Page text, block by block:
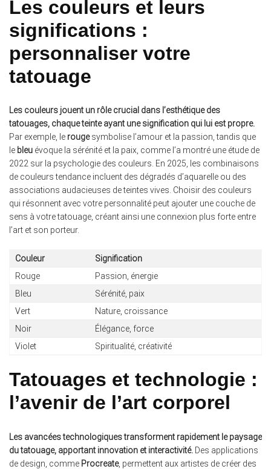
Les couleurs et leurs
significations :
personnaliser votre
tatouage
Les couleurs jouent un rôle crucial dans l’esthétique des
tatouages, chaque teinte ayant une signification qui lui est propre.
Par exemple, le rougesymbolise l’amour et la passion, tandis que
le bleu évoque la sérénité et la paix, comme l’a montré une étude de
2022 sur la psychologie des couleurs. En 2025, les combinaisons
de couleurs tendance incluent des dégradés d’aquarelle ou des
associations audacieuses de teintes vives. Choisir des couleurs
qui résonnent avec votre personnalité peut ajouter une couche de
sens à votre tatouage, créant ainsi une connexion plus forte entre
l’art et son porteur.
Couleur
Signification
Rouge
Passion, énergie
Bleu
Sérénité, paix
Vert
Nature, croissance
Noir
Élégance, force
Violet
Spiritualité, créativité
Tatouages et technologie :
l’avenir de l’art corporel
Les avancées technologiques transforment rapidement le paysage
du tatouage, apportant innovation et interactivité. Des applications
de design, comme Procreate, permettent aux artistes de créer des